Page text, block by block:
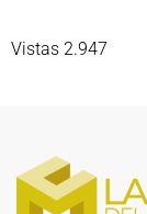
Vistas 2.947